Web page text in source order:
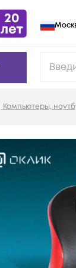
Компьютеры,